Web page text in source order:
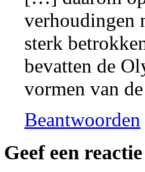
sterk
bevatten de
vormen van
Beantwoorden
Geef een reactie